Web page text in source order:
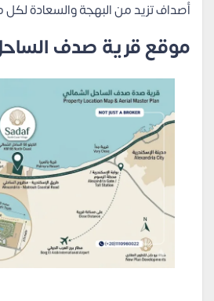
أصداف تزيد من البهجة والسعادة لكل
موقع قرية صدف